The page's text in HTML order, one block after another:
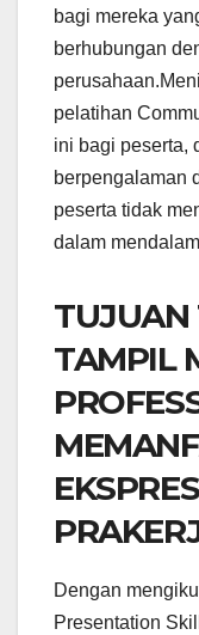
bagi mereka
berhubungan
pelatihan
ini bagi peserta,
berpengalaman
peserta tidak
dalam
TUJUAN
TAMPIL
Dengan
Presentation